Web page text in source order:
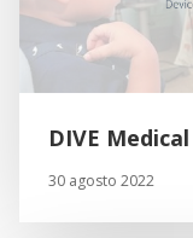
DIVE Medical
30 agosto 2022